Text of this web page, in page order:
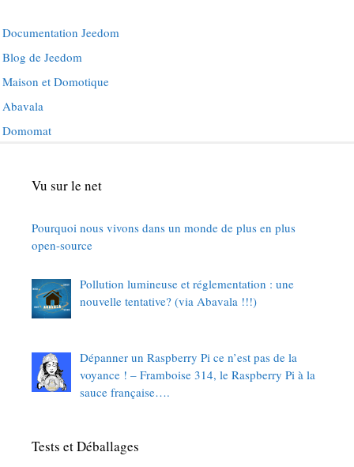
Documentation Jeedom
Blog de Jeedom
Maison et Domotique
Abavala
Domomat
Vu sur le net
Pourquoi nous vivons dans un monde de plus en plus
open-source
Pollution lumineuse et réglementation : une
nouvelle tentative? (via Abavala !!!)
Dépanner un Raspberry Pi ce n’est pas de la
voyance ! – Framboise 314, le Raspberry Pi à la
sauce française….
Tests et Déballages